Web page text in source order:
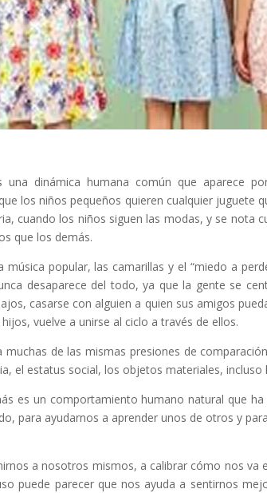
una dinámica humana común que aparece
los niños pequeños quieren cualquier juguete
cuando los niños siguen las modas, y se nota
que los demás.
música popular, las camarillas y el “miedo a
desaparece del todo, ya que la gente se
casarse con alguien a quien sus amigos
vuelve a unirse al ciclo a través de ellos.
de las mismas presiones de
el estatus social, los objetos materiales, incluso
es un comportamiento humano natural que
para ayudarnos a aprender unos de otros y
a nosotros mismos, a calibrar cómo nos va
puede parecer que nos ayuda a sentirnos